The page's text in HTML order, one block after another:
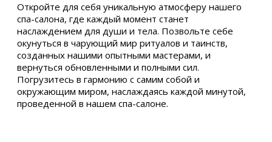
Откройте для себя уникальную атмосферу нашего
спа-салона, где каждый момент станет
наслаждением для души и тела. Позвольте себе
окунуться в чарующий мир ритуалов и таинств,
созданных нашими опытными мастерами, и
вернуться обновленными и полными сил.
Погрузитесь в гармонию с самим собой и
окружающим миром, наслаждаясь каждой минутой,
проведенной в нашем спа-салоне.